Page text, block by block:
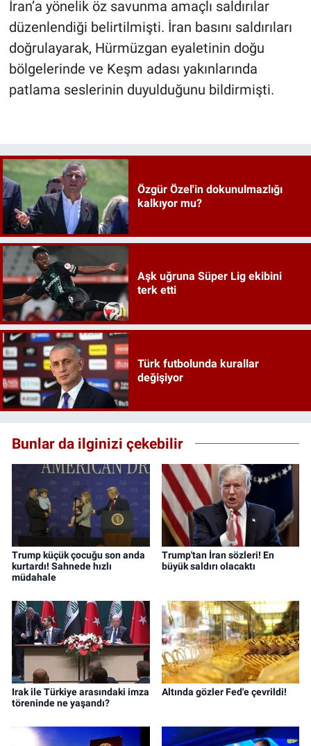
İran’a yönelik öz savunma amaçlı saldırılar
düzenlendiği belirtilmişti. İran basını saldırıları
doğrulayarak, Hürmüzgan eyaletinin doğu
bölgelerinde ve Keşm adası yakınlarında
patlama seslerinin duyulduğunu bildirmişti.
Özgür Özel'in dokunulmazlığı
kalkıyor mu?
Aşk uğruna Süper Lig ekibini
terk etti
Türk futbolunda kurallar
değişiyor
Bunlar da ilginizi çekebilir
Trump küçük çocuğu son anda
kurtardı! Sahnede hızlı
müdahale
Trump'tan İran sözleri! En
büyük saldırı olacaktı
Irak ile Türkiye arasındaki imza
töreninde ne yaşandı?
Altında gözler Fed'e çevrildi!